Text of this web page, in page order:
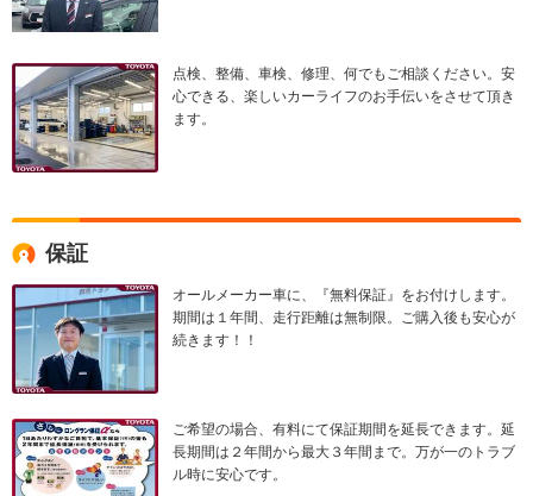
点検、整備、車検、修理、何でもご相談ください。安
心できる、楽しいカーライフのお手伝いをさせて頂き
ます。
保証
オールメーカー車に、『無料保証』をお付けします。
期間は１年間、走行距離は無制限。ご購入後も安心が
続きます！！
ご希望の場合、有料にて保証期間を延長できます。延
長期間は２年間から最大３年間まで。万が一のトラブ
ル時に安心です。